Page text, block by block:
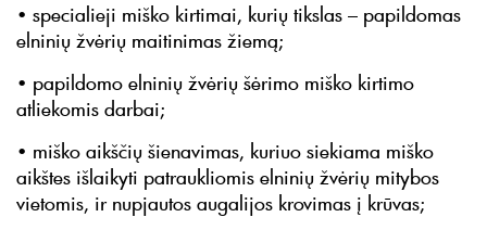
• specialieji miško kirtimai, kurių tikslas – papildomas
elninių žvėrių maitinimas žiemą;
• papildomo elninių žvėrių šėrimo miško kirtimo
atliekomis darbai;
• miško aikščių šienavimas, kuriuo siekiama miško
aikštes išlaikyti patraukliomis elninių žvėrių mitybos
vietomis, ir nupjautos augalijos krovimas į krūvas;